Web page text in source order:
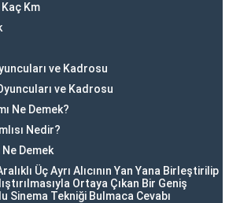
Km
ve Kadrosu
ve Kadrosu
Ne Demek?
Nedir?
Demek
Üç Ayrı Alıcının Yan Yana Birleştirilip
Ortaya Çıkan Bir Geniş
Sinema Tekniği Bulmaca Cevabı